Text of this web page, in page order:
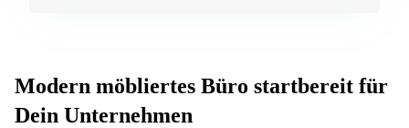
La
1
Modern möbliertes Büro startbereit für
Dein Unternehmen